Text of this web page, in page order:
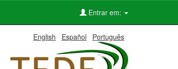
Entrar em:
English Español Português